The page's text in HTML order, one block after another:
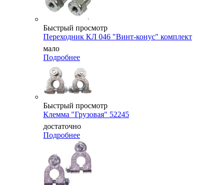
Быстрый просмотр
Переходник КЛ 046 "Винт-конус" комплект
мало
Подробнее
Быстрый просмотр
Клемма "Грузовая" 52245
достаточно
Подробнее